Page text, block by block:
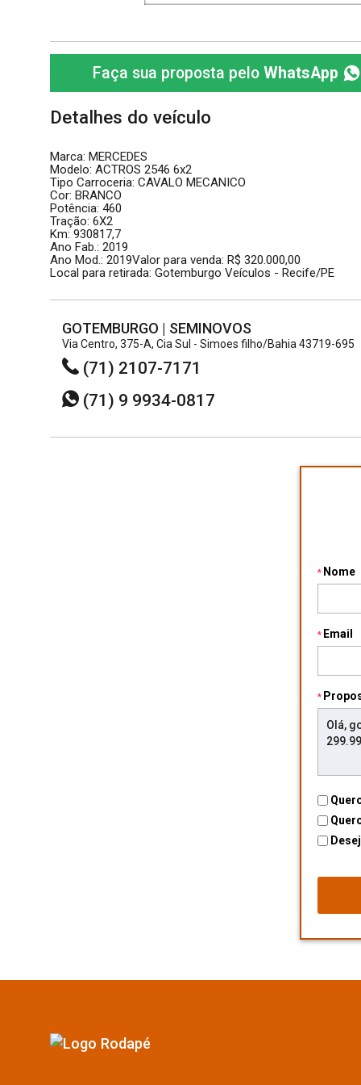
Faça sua proposta pelo WhatsApp
Detalhes do veículo
Marca: MERCEDES
Modelo: ACTROS 2546 6x2
Tipo Carroceria: CAVALO MECANICO
Cor: BRANCO
Potência: 460
Tração: 6X2
Km: 930817,7
Ano Fab.: 2019
Ano Mod.: 2019Valor para venda: R$ 320.000,00
Local para retirada: Gotemburgo Veículos - Recife/PE
GOTEMBURGO | SEMINOVOS
Via Centro, 375-A, Cia Sul - Simoes filho/Bahia 43719-695
(71) 2107-7171
(71) 9 9934-0817
Nome
Email